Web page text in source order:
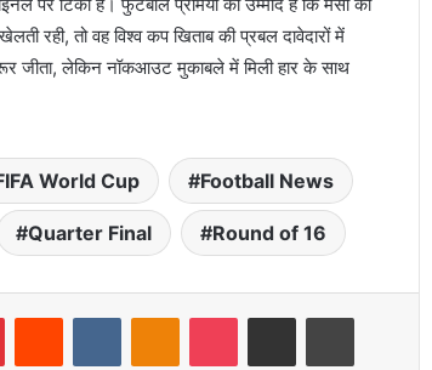
रही, तो वह विश्व कप खिताब की प्रबल दावेदारों में
जीता, लेकिन नॉकआउट मुकाबले में मिली हार के साथ
World Cup Football News
Quarter Final Round of 16